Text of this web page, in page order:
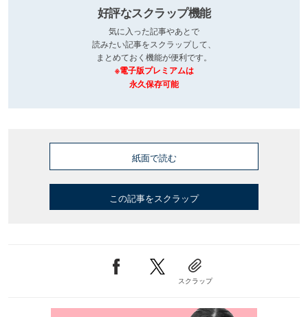
好評なスクラップ機能
気に入った記事やあとで
読みたい記事をスクラップして、
まとめておく機能が便利です。
※電子版プレミアムは
永久保存可能
紙面で読む
この記事をスクラップ
スクラップ